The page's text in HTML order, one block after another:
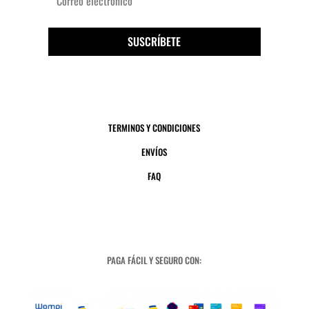
SUSCRÍBETE
TERMINOS Y CONDICIONES
ENVÍOS
FAQ
PAGA FÁCIL Y SEGURO CON: